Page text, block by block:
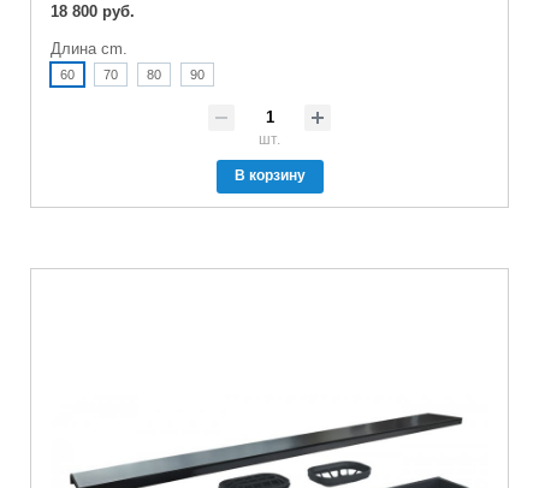
18 800 руб.
Длина cm.
60 70 80 90
шт.
В корзину